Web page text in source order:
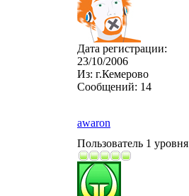
Дата регистрации:
23/10/2006
Из: г.Кемерово
Сообщений: 14
awaron
Пользователь 1 уровня